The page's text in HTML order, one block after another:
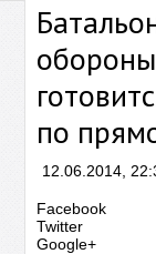
по
12.06.2014,
Facebook
Twitter
Google+